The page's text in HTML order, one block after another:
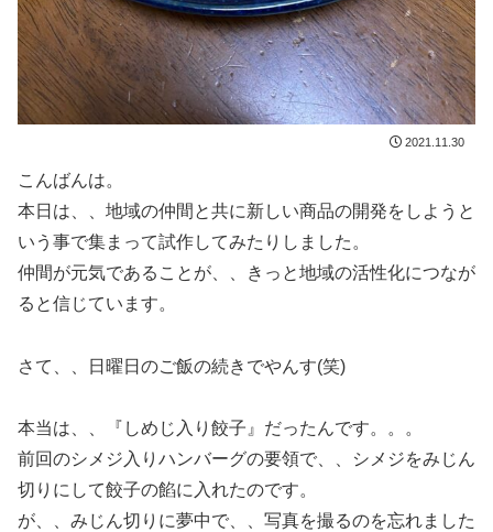
2021.11.30
こんばんは。
本日は、、地域の仲間と共に新しい商品の開発をしようと
いう事で集まって試作してみたりしました。
仲間が元気であることが、、きっと地域の活性化につなが
ると信じています。
さて、、日曜日のご飯の続きでやんす(笑)
本当は、、『しめじ入り餃子』だったんです。。。
前回のシメジ入りハンバーグの要領で、、シメジをみじん
切りにして餃子の餡に入れたのです。
が、、みじん切りに夢中で、、写真を撮るのを忘れました